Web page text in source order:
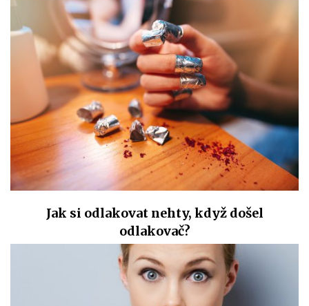
Jak si odlakovat nehty, když došel
odlakovač?